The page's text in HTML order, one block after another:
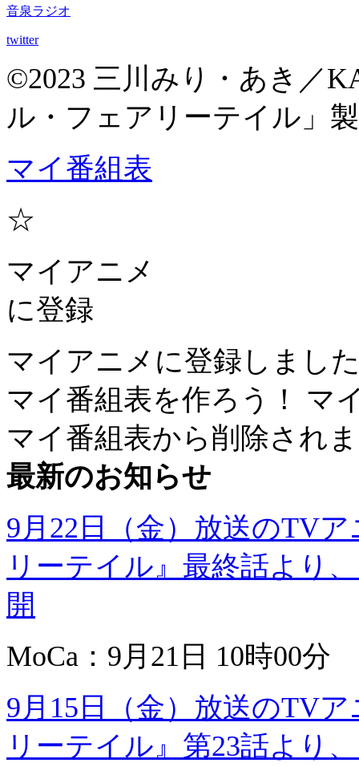
音泉ラジオ
twitter
©2023 三川みり・あき／
ル・フェアリーテイル」
マイ番組表
☆
マイアニメ
に登録
マイアニメに登録しまし
マイ番組表を作ろう！
マ
マイ番組表から削除され
最新のお知らせ
9月22日（金）放送のTV
リーテイル』最終話より
開
MoCa：9月21日 10時00分
9月15日（金）放送のTV
リーテイル』第23話より